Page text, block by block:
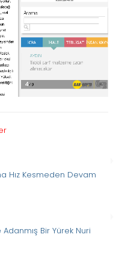
Hız Kesmeden Devam
Bir Yürek Nuri